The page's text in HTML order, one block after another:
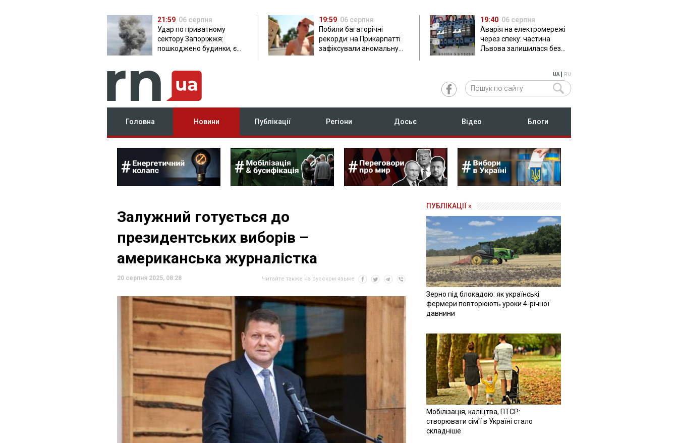
21:59 06 серпня
Удар по приватному
сектору Запоріжжя:
пошкоджено будинки, є
19:59 06 серпня
Побили багаторічні
рекорди: на Прикарпатті
зафіксували аномальну
19:40 06 серпня
Аварія на електромережі
через спеку: частина
Львова залишилася без
UA| RU
Головна Новини Публікації Регіони Досьє Відео Блоги
Залужний готується до
президентських виборів –
американська журналістка
20 серпня 2025, 08:28 Читайте также на русском языке
ПУБЛІКАЦІЇ »
Зерно під блокадою: як українські
фермери повторюють уроки 4-річної
давнини
Мобілізація, каліцтва, ПТСР:
створювати сім'ї в Україні стало
складніше